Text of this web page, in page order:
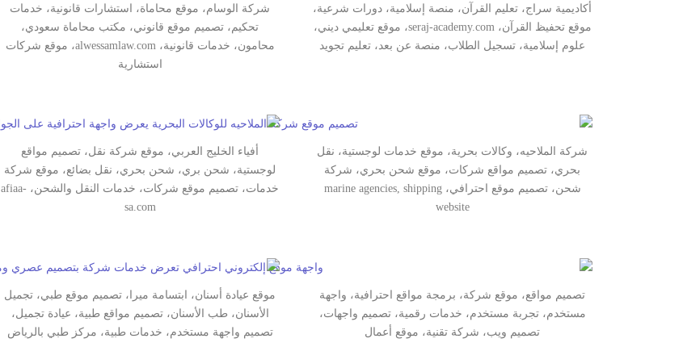
أكاديمية سراج، تعليم القرآن، منصة إسلامية، دورات شرعية،
موقع تحفيظ القرآن، seraj-academy.com، موقع تعليمي ديني،
علوم إسلامية، تسجيل الطلاب، منصة عن بعد، تعليم تجويد
شركة الوسام، موقع محاماة، استشارات قانونية، خدمات
تحكيم، تصميم موقع قانوني، مكتب محاماة سعودي،
محامون، خدمات قانونية، alwessamlaw.com، موقع شركات
استشارية
شركة الملاحيه، وكالات بحرية، موقع خدمات لوجستية، نقل
بحري، تصميم مواقع شركات، موقع شحن بحري، شركة
شحن، تصميم موقع احترافي، marine agencies, shipping
website
أفياء الخليج العربي، موقع شركة نقل، تصميم مواقع
لوجستية، شحن بري، شحن بحري، نقل بضائع، موقع شركة
خدمات، تصميم موقع شركات، خدمات النقل والشحن، afiaa-
sa.com
تصميم مواقع، موقع شركة، برمجة مواقع احترافية، واجهة
مستخدم، تجربة مستخدم، خدمات رقمية، تصميم واجهات،
تصميم ويب، شركة تقنية، موقع أعمال
موقع عيادة أسنان، ابتسامة ميرا، تصميم موقع طبي، تجميل
الأسنان، طب الأسنان، تصميم مواقع طبية، عيادة تجميل،
تصميم واجهة مستخدم، خدمات طبية، مركز طبي بالرياض